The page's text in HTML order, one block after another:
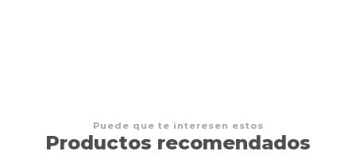
Puede que te interesen estos
Productos recomendados